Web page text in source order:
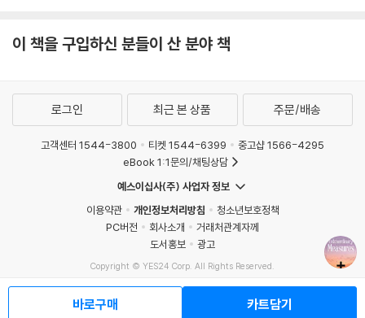
이 책을 구입하신 분들이 산 분야 책
바로구매 카트담기
로그인 최근 본 상품 주문/배송
고객센터 1544-3800 티켓 1544-6399
중고샵 1566-4295
eBook 1:1문의/채팅상담
예스이십사(주) 사업자 정보
이용약관
개인정보처리방침
청소년보호정책
PC버전
회사소개
거래처관계자께
도서홍보
광고
Copyright © YES24 Corp. All Rights Reserved.